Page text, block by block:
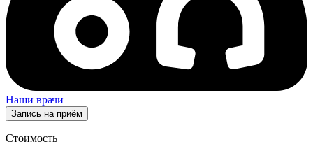
Наши врачи
Запись на приём
Стоимость